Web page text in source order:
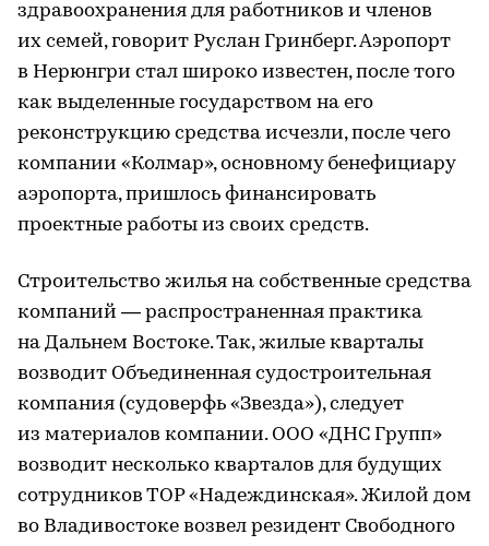
здравоохранения для работников и членов
их семей, говорит Руслан Гринберг. Аэропорт
в Нерюнгри стал широко известен, после того
как выделенные государством на его
реконструкцию средства исчезли, после чего
компании «Колмар», основному бенефициару
аэропорта, пришлось финансировать
проектные работы из своих средств.
Строительство жилья на собственные средства
компаний — распространенная практика
на Дальнем Востоке. Так, жилые кварталы
возводит Объединенная судостроительная
компания (судоверфь «Звезда»), следует
из материалов компании. ООО «ДНС Групп»
возводит несколько кварталов для будущих
сотрудников ТОР «Надеждинская». Жилой дом
во Владивостоке возвел резидент Свободного